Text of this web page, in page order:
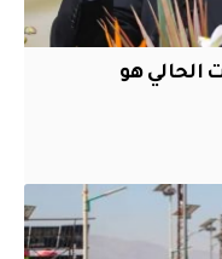
الحالي هو